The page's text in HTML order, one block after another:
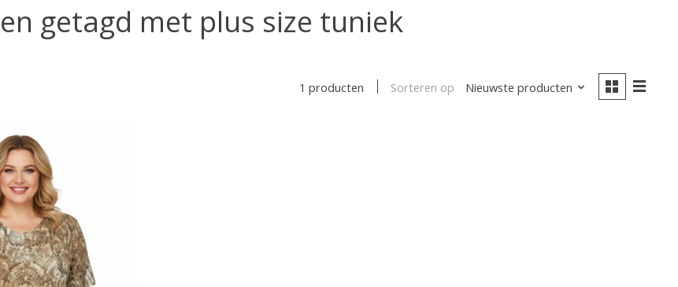
getagd met plus size tuniek
1 producten Sorteren op Nieuwste producten